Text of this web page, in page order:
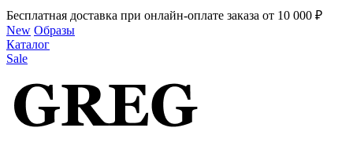
Бесплатная доставка при онлайн-оплате заказа от 10 000 ₽
New Образы
Каталог
Sale